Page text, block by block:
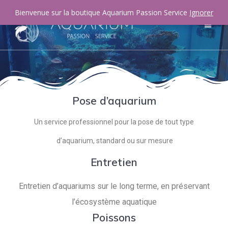
Pose d’aquarium
Un service professionnel pour la pose de tout type
d’aquarium, standard ou sur mesure
Entretien
Entretien d’aquariums sur le long terme, en préservant
l’écosystème aquatique
Poissons
Bienvenue sur la boutique Aquarium Passion Service Ignorer